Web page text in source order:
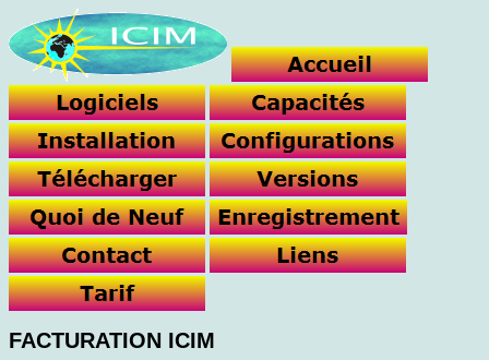
FACTURATION ICIM